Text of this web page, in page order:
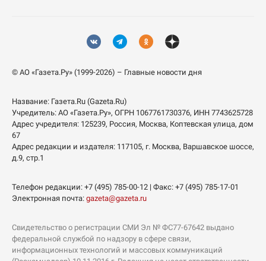
© АО «Газета.Ру» (1999-2026) – Главные новости дня
Название: Газета.Ru (Gazeta.Ru)
Учредитель: АО «Газета.Ру», ОГРН 1067761730376, ИНН 7743625728
Адрес учредителя: 125239, Россия, Москва, Коптевская улица, дом
67
Адрес редакции и издателя: 117105, г. Москва, Варшавское шоссе,
д.9, стр.1
Телефон редакции: +7 (495) 785-00-12 | Факс: +7 (495) 785-17-01
Электронная почта: gazeta@gazeta.ru
Свидетельство о регистрации СМИ Эл № ФС77-67642 выдано
федеральной службой по надзору в сфере связи,
информационных технологий и массовых коммуникаций